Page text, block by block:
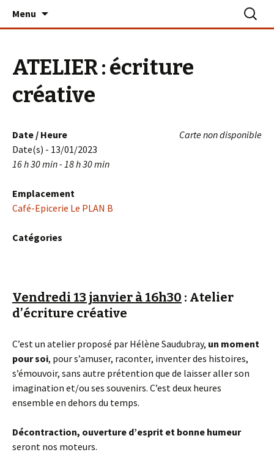
Le PLAN B – La Turballe
Menu
ATELIER : écriture
créative
Carte non disponible
Date / Heure
Date(s) - 13/01/2023
16 h 30 min - 18 h 30 min
Emplacement
Café-Epicerie Le PLAN B
Catégories
Vendredi 13 janvier à 16h30 : Atelier
d’écriture créative
C’est un atelier proposé par Hélène Saudubray, un moment
pour soi, pour s’amuser, raconter, inventer des histoires,
s’émouvoir, sans autre prétention que de laisser aller son
imagination et/ou ses souvenirs. C’est deux heures
ensemble en dehors du temps.
Décontraction, ouverture d’esprit et bonne humeur
seront nos moteurs.